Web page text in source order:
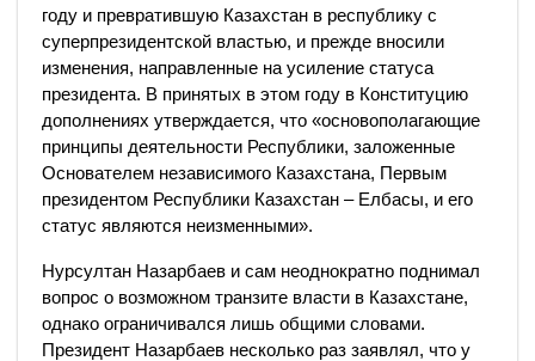
году и превратившую Казахстан в республику с
суперпрезидентской властью, и прежде вносили
изменения, направленные на усиление статуса
президента. В принятых в этом году в Конституцию
дополнениях утверждается, что «основополагающие
принципы деятельности Республики, заложенные
Основателем независимого Казахстана, Первым
президентом Республики Казахстан – Елбасы, и его
статус являются неизменными».
Нурсултан Назарбаев и сам неоднократно поднимал
вопрос о возможном транзите власти в Казахстане,
однако ограничивался лишь общими словами.
Президент Назарбаев несколько раз заявлял, что у